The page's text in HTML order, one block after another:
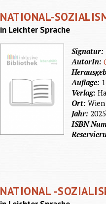
NATIONAL-
in Leichter Sprache
Signatur:
AutorIn:
Auflage:
Verlag:
Ort:Wien
Jahr: 2025
ISBN
NATIONAL -